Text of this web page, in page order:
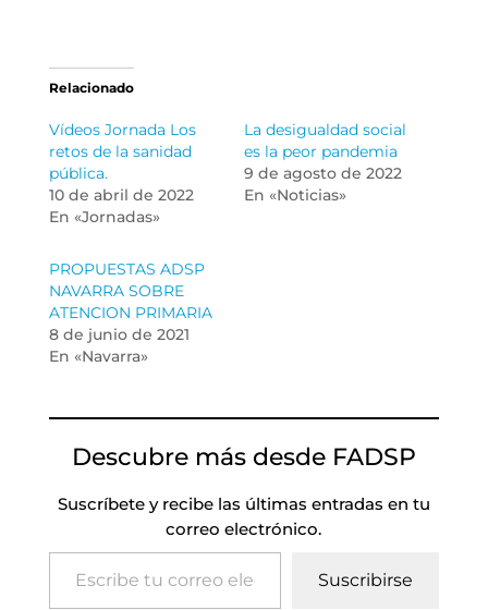
Relacionado
Vídeos Jornada Los
retos de la sanidad
pública.
10 de abril de 2022
En «Jornadas»
La desigualdad social
es la peor pandemia
9 de agosto de 2022
En «Noticias»
PROPUESTAS ADSP
NAVARRA SOBRE
ATENCION PRIMARIA
8 de junio de 2021
En «Navarra»
Descubre más desde FADSP
Suscríbete y recibe las últimas entradas en tu
correo electrónico.
Escribe tu correo electrónico…
Suscribirse